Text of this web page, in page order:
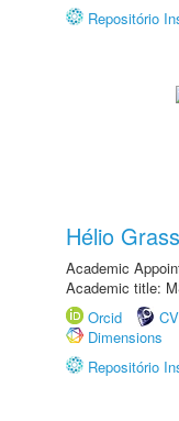
Repositório
Hélio
Academic
Academic title:
Orcid
Dimensions
Repositório